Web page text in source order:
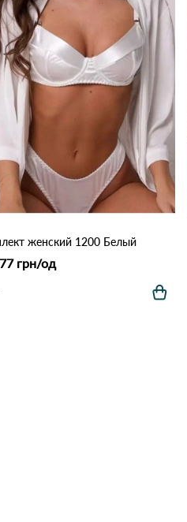
женский 1200 Белый
грн/од